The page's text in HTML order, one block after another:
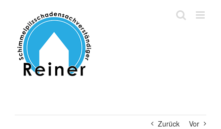
springen
Zurück Vor